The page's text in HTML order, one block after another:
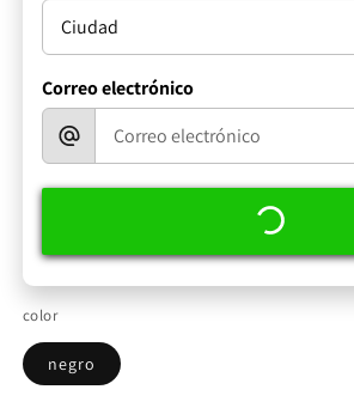
Correo electrónico
color
negro